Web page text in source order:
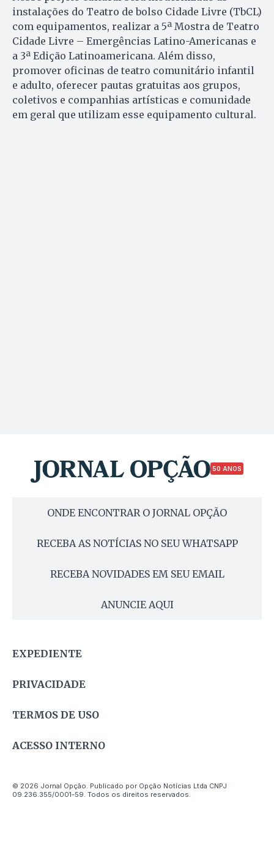
instalações do Teatro de bolso Cidade Livre (TbCL)
com equipamentos, realizar a 5ª Mostra de Teatro
Cidade Livre – Emergências Latino-Americanas e
a 3ª Edição Latinoamericana. Além disso,
promover oficinas de teatro comunitário infantil
e adulto, oferecer pautas gratuitas aos grupos,
coletivos e companhias artísticas e comunidade
em geral que utilizam esse equipamento cultural.
50 ANOS
ONDE ENCONTRAR O JORNAL OPÇÃO
RECEBA AS NOTÍCIAS NO SEU WHATSAPP
RECEBA NOVIDADES EM SEU EMAIL
ANUNCIE AQUI
EXPEDIENTE
PRIVACIDADE
TERMOS DE USO
ACESSO INTERNO
© 2026 Jornal Opção. Publicado por Opção Notícias Ltda CNPJ
09.236.355/0001-59. Todos os direitos reservados.